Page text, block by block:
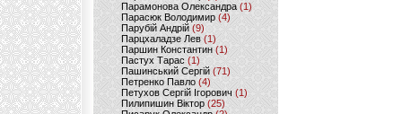
Парамонова Олександра(1)
Парасюк Володимир(4)
Парубій Андрій (9)
Парцхаладзе Лев (1)
Паршин Константин(1)
Пастух Тарас (1)
Пашинський Сергій (71)
Петренко Павло (4)
Петухов Сергій Ігорович (1)
Пилипишин Віктор(25)